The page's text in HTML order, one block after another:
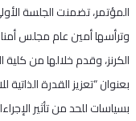
المؤتمر، تضمنت الجلسة
وترأسها أمين عام مجلس
الكرنز، وقدم خلالها من
بعنوان “تعزيز القدرة
بسياسات للحد من تأثير